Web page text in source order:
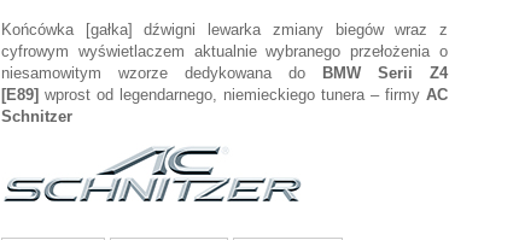
Końcówka [gałka] dźwigni lewarka zmiany biegów wraz z
cyfrowym wyświetlaczem aktualnie wybranego przełożenia o
niesamowitym wzorze dedykowana do
BMW Serii Z4
[E89] wprost od legendarnego, niemieckiego tunera – firmy AC
Schnitzer